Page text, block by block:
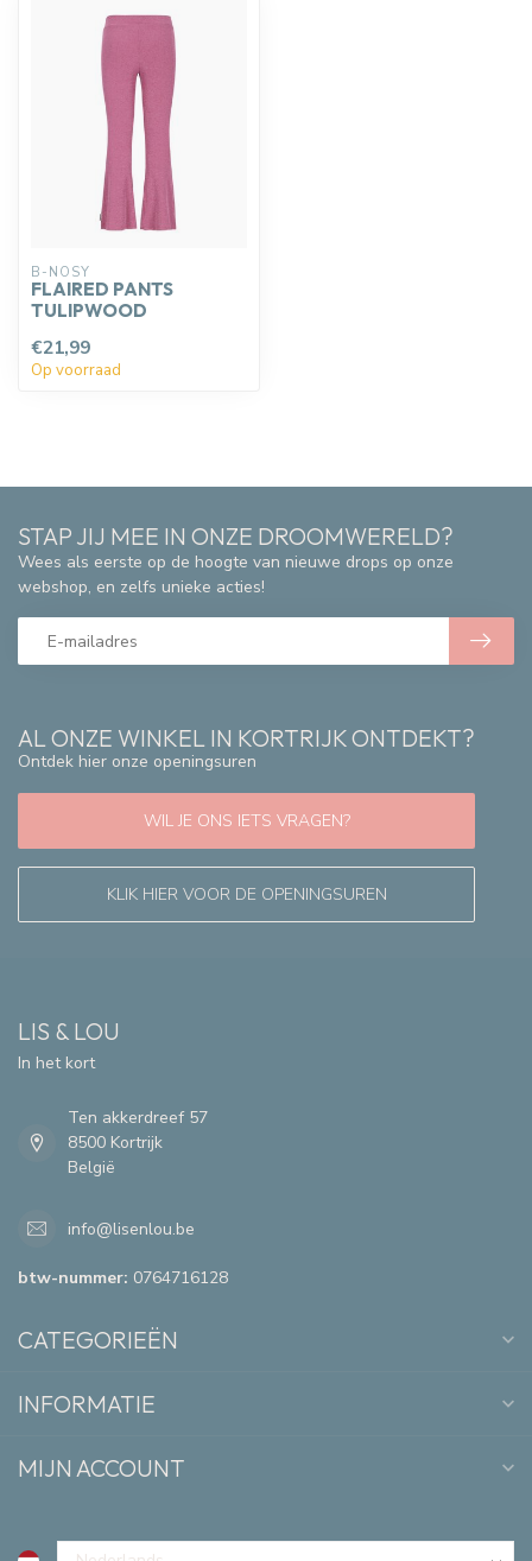
B-NOSY
FLAIRED PANTS
TULIPWOOD
€21,99
Op voorraad
AL ONZE WINKEL IN KORTRIJK ONTDEKT?
Ontdek hier onze openingsuren
WIL JE ONS IETS VRAGEN?
KLIK HIER VOOR DE OPENINGSUREN
STAP JIJ MEE IN ONZE DROOMWERELD?
Wees als eerste op de hoogte van nieuwe drops op onze
webshop, en zelfs unieke acties!
LIS & LOU
In het kort
Ten akkerdreef 57
8500 Kortrijk
België
info@lisenlou.be
btw-nummer: 0764716128
CATEGORIEËN
INFORMATIE
MIJN ACCOUNT